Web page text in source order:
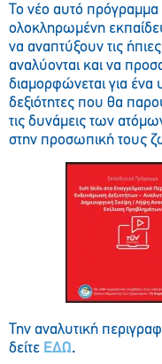
Το νέο αυτό πρόγραμμα
ολοκληρωμένη
να αναπτύξουν τις
αναλύονται και να
διαμορφώνεται για ένα
δεξιότητες που θα
τις δυνάμεις των
στην προσωπική τους
Την αναλυτική
δείτε ΕΔΩ.